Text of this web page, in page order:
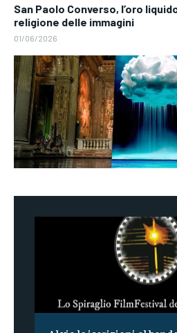
San Paolo Converso, l’oro
religione delle immagini
01/06/2026